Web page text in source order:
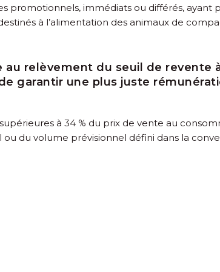
promotionnels, immédiats ou différés,
à l’alimentation des animaux de
relèvement du seuil de revente
garantir une plus juste
à 34 % du prix de vente au
ou du volume prévisionnel défini dans la